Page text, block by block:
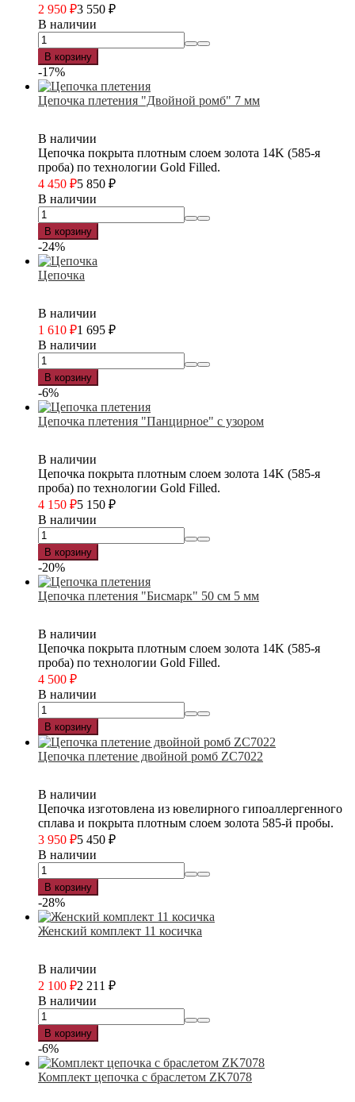
2 950 ₽3 550 ₽
В наличии
В корзину
-17%
Цепочка плетения "Двойной ромб" 7 мм
В наличии
Цепочка покрыта плотным слоем золота 14K (585-я
проба) по технологии Gold Filled.
4 450 ₽5 850 ₽
В наличии
В корзину
-24%
Цепочка
В наличии
1 610 ₽1 695 ₽
В наличии
В корзину
-6%
Цепочка плетения "Панцирное" с узором
В наличии
Цепочка покрыта плотным слоем золота 14K (585-я
проба) по технологии Gold Filled.
4 150 ₽5 150 ₽
В наличии
В корзину
-20%
Цепочка плетения "Бисмарк" 50 см 5 мм
В наличии
Цепочка покрыта плотным слоем золота 14K (585-я
проба) по технологии Gold Filled.
4 500 ₽
В наличии
В корзину
Цепочка плетение двойной ромб ZC7022
В наличии
Цепочка изготовлена из ювелирного гипоаллергенного
сплава и покрыта плотным слоем золота 585-й пробы.
3 950 ₽5 450 ₽
В наличии
В корзину
-28%
Женский комплект 11 косичка
В наличии
2 100 ₽2 211 ₽
В наличии
В корзину
-6%
Комплект цепочка с браслетом ZK7078